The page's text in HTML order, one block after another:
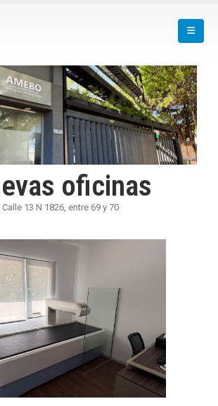
oficinas
Calle 13 N 1826, entre 69 y 70